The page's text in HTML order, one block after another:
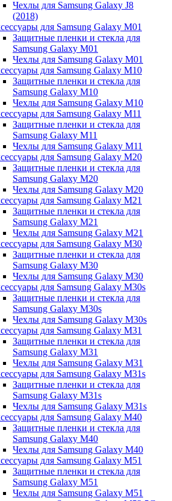
Чехлы для Samsung Galaxy J8
(2018)
для Samsung Galaxy M01
Защитные пленки и стекла для
Samsung Galaxy M01
Чехлы для Samsung Galaxy M01
для Samsung Galaxy M10
Защитные пленки и стекла для
Samsung Galaxy M10
Чехлы для Samsung Galaxy M10
для Samsung Galaxy M11
Защитные пленки и стекла для
Samsung Galaxy M11
Чехлы для Samsung Galaxy M11
для Samsung Galaxy M20
Защитные пленки и стекла для
Samsung Galaxy M20
Чехлы для Samsung Galaxy M20
для Samsung Galaxy M21
Защитные пленки и стекла для
Samsung Galaxy M21
Чехлы для Samsung Galaxy M21
для Samsung Galaxy M30
Защитные пленки и стекла для
Samsung Galaxy M30
Чехлы для Samsung Galaxy M30
для Samsung Galaxy M30s
Защитные пленки и стекла для
Samsung Galaxy M30s
Чехлы для Samsung Galaxy M30s
для Samsung Galaxy M31
Защитные пленки и стекла для
Samsung Galaxy M31
Чехлы для Samsung Galaxy M31
для Samsung Galaxy M31s
Защитные пленки и стекла для
Samsung Galaxy M31s
Чехлы для Samsung Galaxy M31s
для Samsung Galaxy M40
Защитные пленки и стекла для
Samsung Galaxy M40
Чехлы для Samsung Galaxy M40
для Samsung Galaxy M51
Защитные пленки и стекла для
Samsung Galaxy M51
Чехлы для Samsung Galaxy M51